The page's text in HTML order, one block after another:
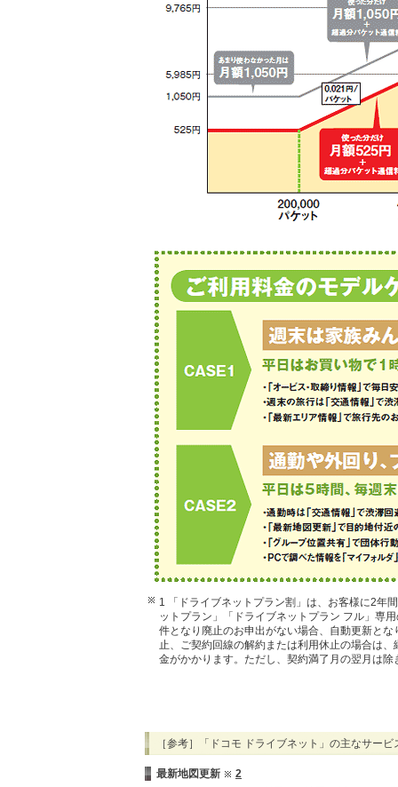
1 「ドライブネットプラン割」は、お客様に2年
ットプラン」「ドライブネットプラン フル」専
件となり廃止のお申出がない場合、自動更新と
止、ご契約回線の解約または利用休止の場合は
金がかかります。ただし、契約満了月の翌月は除
［参考］「ドコモ ドライブネット」の主なサービ
最新地図更新
2